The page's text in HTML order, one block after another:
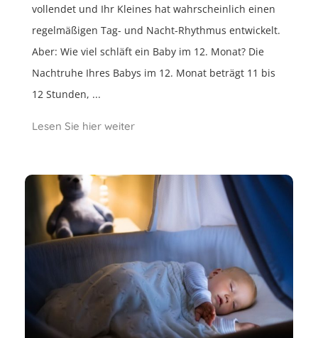
vollendet und Ihr Kleines hat wahrscheinlich einen
regelmäßigen Tag- und Nacht-Rhythmus entwickelt.
Aber: Wie viel schläft ein Baby im 12. Monat? Die
Nachtruhe Ihres Babys im 12. Monat beträgt 11 bis
12 Stunden, ...
Lesen Sie hier weiter